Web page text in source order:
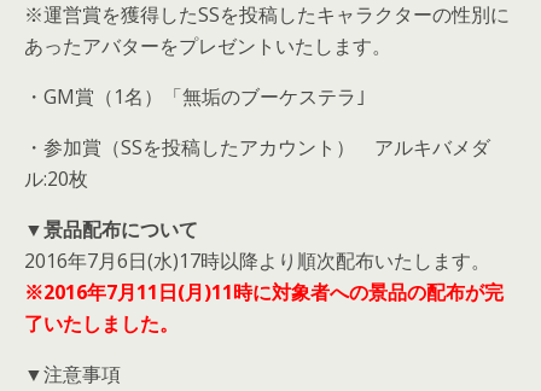
※運営賞を獲得したSSを投稿したキャラクターの性別に
あったアバターをプレゼントいたします。
・GM賞（1名）「無垢のブーケステラ｣
・参加賞（SSを投稿したアカウント） アルキバメダ
ル:20枚
▼景品配布について
2016年7月6日(水)17時以降より順次配布いたします。
※2016年7月11日(月)11時に対象者への景品の配布が完
了いたしました。
▼注意事項